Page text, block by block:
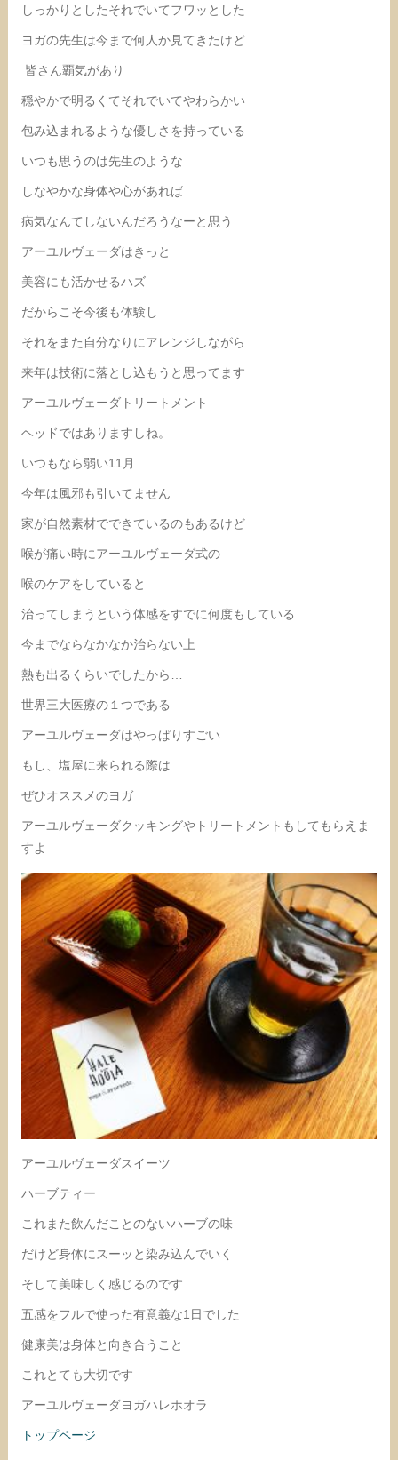
しっかりとしたそれでいてフワッとした
ヨガの先生は今まで何人か見てきたけど
皆さん覇気があり
穏やかで明るくてそれでいてやわらかい
包み込まれるような優しさを持っている
いつも思うのは先生のような
しなやかな身体や心があれば
病気なんてしないんだろうなーと思う
アーユルヴェーダはきっと
美容にも活かせるハズ
だからこそ今後も体験し
それをまた自分なりにアレンジしながら
来年は技術に落とし込もうと思ってます
アーユルヴェーダトリートメント
ヘッドではありますしね。
いつもなら弱い11月
今年は風邪も引いてません
家が自然素材でできているのもあるけど
喉が痛い時にアーユルヴェーダ式の
喉のケアをしていると
治ってしまうという体感をすでに何度もしている
今までならなかなか治らない上
熱も出るくらいでしたから…
世界三大医療の１つである
アーユルヴェーダはやっぱりすごい
もし、塩屋に来られる際は
ぜひオススメのヨガ
アーユルヴェーダクッキングやトリートメントもしてもらえま
すよ
アーユルヴェーダスイーツ
ハーブティー
これまた飲んだことのないハーブの味
だけど身体にスーッと染み込んでいく
そして美味しく感じるのです
五感をフルで使った有意義な1日でした
健康美は身体と向き合うこと
これとても大切です
アーユルヴェーダヨガハレホオラ
トップページ